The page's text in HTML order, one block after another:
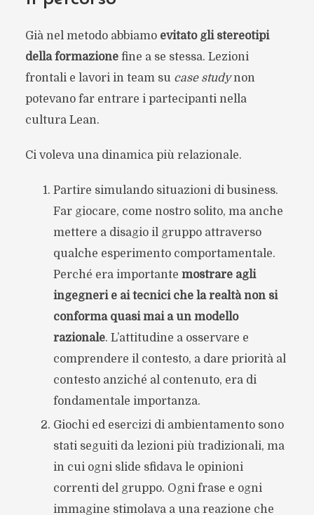
Già nel metodo abbiamo evitato gli stereotipi
della formazionefine a se stessa. Lezioni
frontali e lavori in team su case studynon
potevano far entrare i partecipanti nella
cultura Lean.
Ci voleva una dinamica più relazionale.
Partire simulando situazioni di business.
Far giocare, come nostro solito, ma anche
mettere a disagio il gruppo attraverso
qualche esperimento comportamentale.
Perché era importante mostrare agli
ingegneri e ai tecnici che la realtà non si
conforma quasi mai a un modello
razionale. L’attitudine a osservare e
comprendere il contesto, a dare priorità al
contesto anziché al contenuto, era di
fondamentale importanza.
Giochi ed esercizi di ambientamento sono
stati seguiti da lezioni più tradizionali, ma
in cui ogni slide sfidava le opinioni
correnti del gruppo. Ogni frase e ogni
immagine stimolava a una reazione che